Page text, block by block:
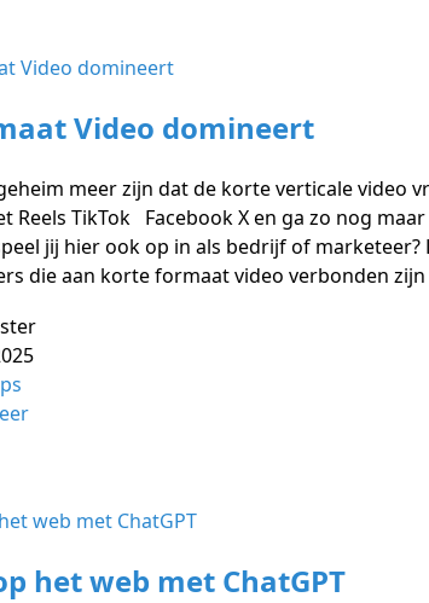
Video domineert
meer zijn dat de korte verticale video
Reels TikTok Facebook X en ga zo nog
jij hier ook op in als bedrijf of
die aan korte formaat video verbonden
het web met ChatGPT